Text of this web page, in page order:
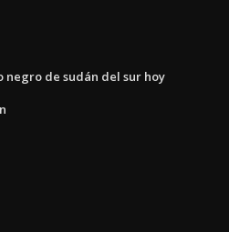
negro de sudán del sur hoy